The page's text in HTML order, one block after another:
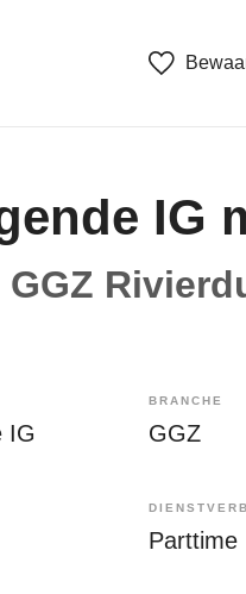
IG
GGZ
IG
BRANCHE
GGZ
Parttime